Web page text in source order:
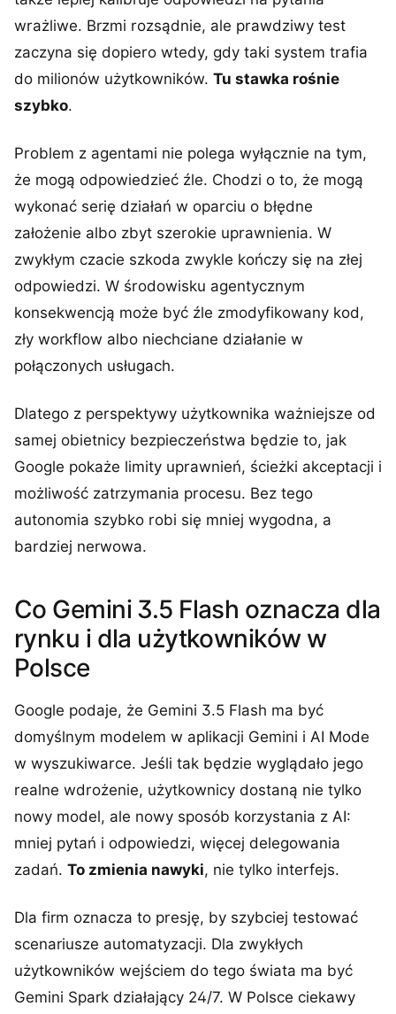
wrażliwe. Brzmi rozsądnie, ale prawdziwy test
zaczyna się dopiero wtedy, gdy taki system trafia
do milionów użytkowników. Tu stawka rośnie
szybko.
Problem z agentami nie polega wyłącznie na tym,
że mogą odpowiedzieć źle. Chodzi o to, że mogą
wykonać serię działań w oparciu o błędne
założenie albo zbyt szerokie uprawnienia. W
zwykłym czacie szkoda zwykle kończy się na złej
odpowiedzi. W środowisku agentycznym
konsekwencją może być źle zmodyfikowany kod,
zły workflow albo niechciane działanie w
połączonych usługach.
Dlatego z perspektywy użytkownika ważniejsze od
samej obietnicy bezpieczeństwa będzie to, jak
Google pokaże limity uprawnień, ścieżki akceptacji i
możliwość zatrzymania procesu. Bez tego
autonomia szybko robi się mniej wygodna, a
bardziej nerwowa.
Co Gemini 3.5 Flash oznacza dla
rynku i dla użytkowników w
Polsce
Google podaje, że Gemini 3.5 Flash ma być
domyślnym modelem w aplikacji Gemini i AI Mode
w wyszukiwarce. Jeśli tak będzie wyglądało jego
realne wdrożenie, użytkownicy dostaną nie tylko
nowy model, ale nowy sposób korzystania z AI:
mniej pytań i odpowiedzi, więcej delegowania
zadań. To zmienia nawyki, nie tylko interfejs.
Dla firm oznacza to presję, by szybciej testować
scenariusze automatyzacji. Dla zwykłych
użytkowników wejściem do tego świata ma być
Gemini Spark działający 24/7. W Polsce ciekawy